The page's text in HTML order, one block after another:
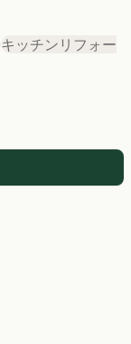
キッチンリフォー